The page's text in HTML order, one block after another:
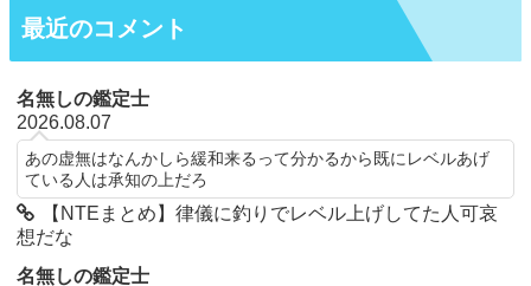
最近のコメント
名無しの鑑定士
2026.08.07
あの虚無はなんかしら緩和来るって分かるから既にレベルあげ
ている人は承知の上だろ
【NTEまとめ】律儀に釣りでレベル上げしてた人可哀
想だな
名無しの鑑定士